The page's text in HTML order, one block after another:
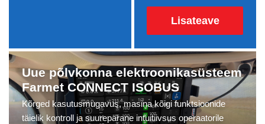
Uue põlvkonna elektroonikasüsteem
Farmet CONNECT ISOBUS
Kõrged kasutusmugavus, masina kõigi funktsioonide
täielik kontroll ja suurepärane intuitiivsus operaatorile
Lisateave